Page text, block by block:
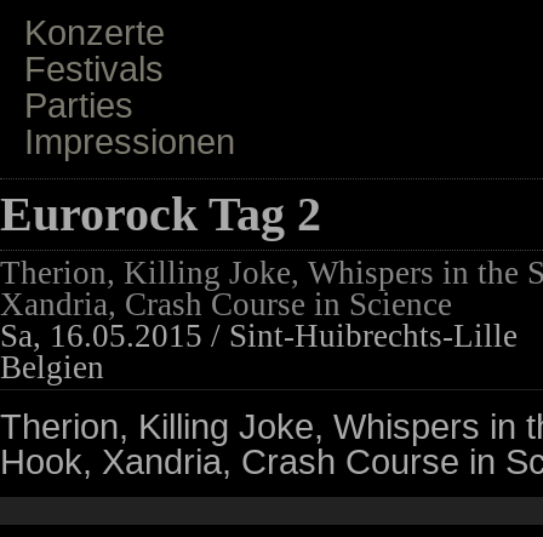
Konzerte
Festivals
Parties
Impressionen
Eurorock Tag 2
Therion, Killing Joke, Whispers in the
Xandria, Crash Course in Science
Sa, 16.05.2015 / Sint-Huibrechts-Lille
Belgien
Therion, Killing Joke, Whispers in
Hook, Xandria, Crash Course in